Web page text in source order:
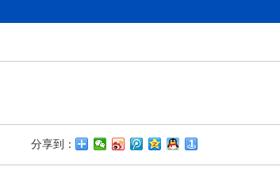
分享到：